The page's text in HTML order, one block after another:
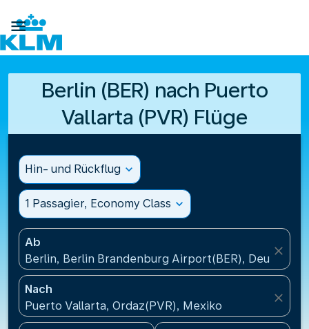

Berlin (BER) nach Puerto
Vallarta (PVR) Flüge
Hin- und Rückflug expand_more
1 Passagier, Economy Class expand_more
Ab
Berlin, Berlin Brandenburg Airport(BER),
close
Nach
Puerto Vallarta, Ordaz(PVR), Mexiko
close